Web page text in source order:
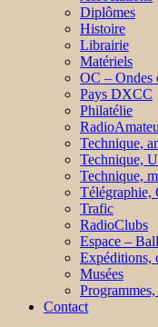
Diplômes
Histoire
Librairie
Matériels
OC – Ondes
Pays DXCC
Philatélie
Technique,
Technique,
Technique,
Télégraphie,
Trafic
RadioClubs
Espace –
Expéditions,
Musées
Contact